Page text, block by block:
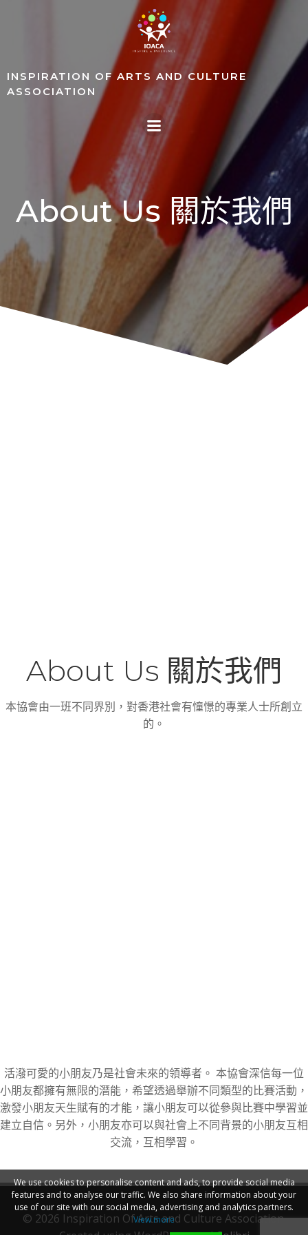
Skip
to
content
INSPIRATION OF ARTS AND CULTURE
ASSOCIATION
About Us 關於我們
About Us 關於我們
本協會由一班不同界別，對香港社會有憧憬的專業人士所創立
的。
活潑可愛的小朋友乃是社會未來的領導者。 本協會深信每一位
小朋友都擁有無限的潛能，希望透過舉辦不同類型的比賽活動，
激發小朋友天生賦有的才能，讓小朋友可以從參與比賽中學習並
建立自信。另外，小朋友亦可以與社會上不同背景的小朋友互相
交流，互相學習。
© 2026 Inspiration Of Arts and Culture Association.
We use cookies to personalise content and ads, to provide social media
features and to analyse our traffic. We also share information about your
use of our site with our social media, advertising and analytics partners.
View more